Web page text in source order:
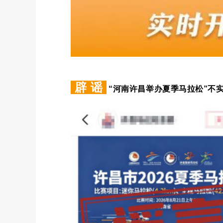
辟 谣 “河南许昌举办夏季马拉松”不